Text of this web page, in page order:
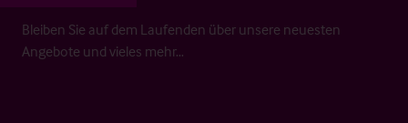
Bleiben Sie auf dem Laufenden über unsere neuesten
Angebote und vieles mehr…